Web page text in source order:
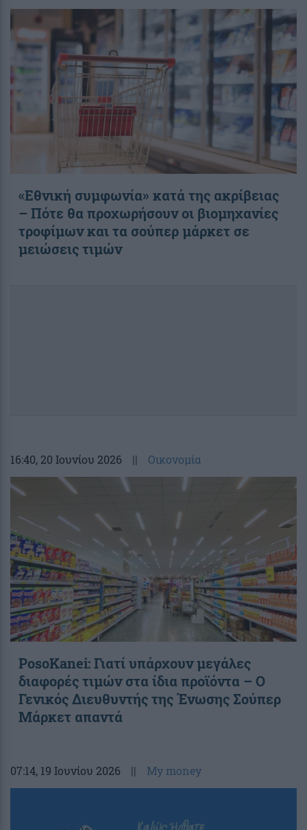
«Εθνική συμφωνία» κατά της ακρίβειας
– Πότε θα προχωρήσουν οι βιομηχανίες
τροφίμων και τα σούπερ μάρκετ σε
μειώσεις τιμών
16:40, 20 Ιουνίου 2026 || Οικονομία
PosoKanei: Γιατί υπάρχουν μεγάλες
διαφορές τιμών στα ίδια προϊόντα – Ο
Γενικός Διευθυντής της Ένωσης Σούπερ
Μάρκετ απαντά
07:14, 19 Ιουνίου 2026 || My money